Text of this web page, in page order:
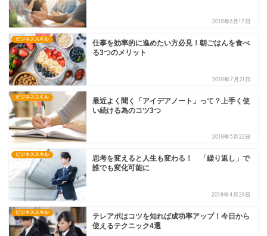
2018年6月17日
ビジネススキル
仕事を効率的に進めたい方必見！朝ごはんを食べ
る3つのメリット
2018年7月21日
ビジネススキル
最近よく聞く「アイデアノート」って？上手く使
い続ける為のコツ3つ
2018年3月22日
ビジネススキル
思考を変えると人生も変わる！ 「繰り返し」で
誰でも変化可能に
2018年4月29日
ビジネススキル
テレアポはコツを知れば成功率アップ！今日から
使えるテクニック4選